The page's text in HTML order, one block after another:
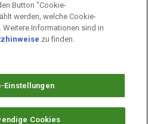
Button "Cookie-
werden, welche Cookie-
Informationen sind in
zu finden.
Einstellungen
Cookies